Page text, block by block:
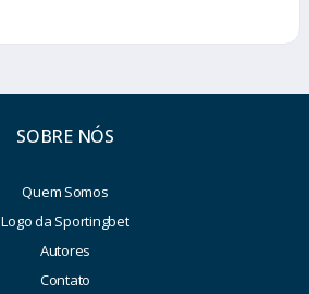
SOBRE NÓS
Quem Somos
Logo da Sportingbet
Autores
Contato